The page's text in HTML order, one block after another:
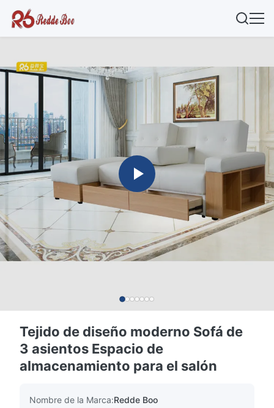
Tejido de diseño moderno Sofá de
3 asientos Espacio de
almacenamiento para el salón
Nombre de la Marca:Redde Boo